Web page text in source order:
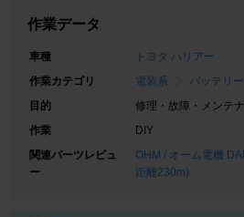
作業データ
車種
トヨタ ハリアー
作業カテゴリ
電装系 バッテリー
目的
修理・故障・メンテ
作業
DIY
関連パーツレビュ
ー
OHM / オーム電機
距離230m)